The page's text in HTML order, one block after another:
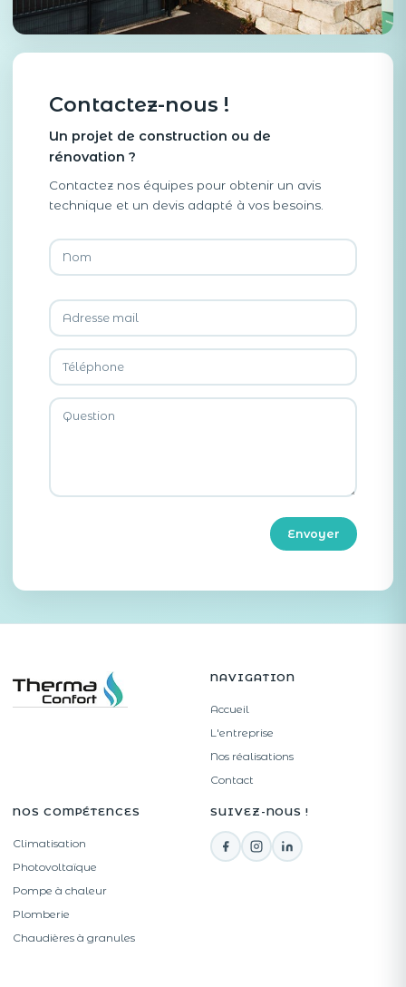
Contactez-nous !
Un projet de construction ou de
rénovation ?
Contactez nos équipes pour obtenir un avis
technique et un devis adapté à vos besoins.
Envoyer
NAVIGATION
Accueil
L'entreprise
Nos réalisations
Contact
NOS COMPÉTENCES
Climatisation
Photovoltaïque
Pompe à chaleur
Plomberie
Chaudières à granules
SUIVEZ-NOUS !